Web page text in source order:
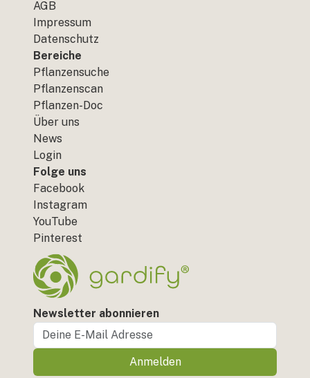
AGB
Impressum
Datenschutz
Bereiche
Pflanzensuche
Pflanzenscan
Pflanzen-Doc
Über uns
News
Login
Folge uns
Facebook
Instagram
YouTube
Pinterest
Newsletter abonnieren
Anmelden